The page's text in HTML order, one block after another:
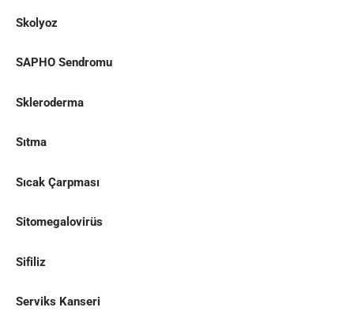
Skolyoz
SAPHO Sendromu
Skleroderma
Sıtma
Sıcak Çarpması
Sitomegalovirüs
Sifiliz
Serviks Kanseri